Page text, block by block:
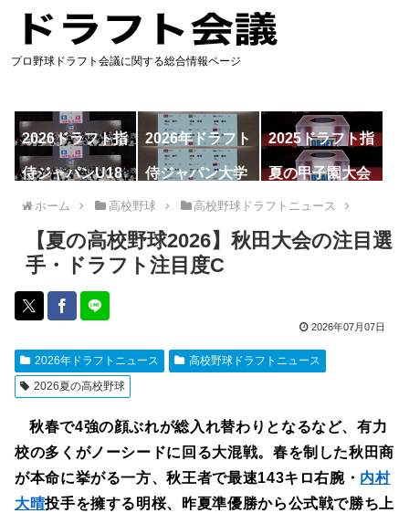
プロ野球ドラフト会議に関する総合情報ページ
2026ドラフト指
名予想
2026年ドラフト
候補
2025ドラフト指
名一覧
侍ジャパンU18
代表
侍ジャパン大学
代表
夏の甲子園大会
ホーム 高校野球 高校野球ドラフトニュース
【夏の高校野球2026】秋田大会の注目選
手・ドラフト注目度C
2026年07月07日
2026年ドラフトニュース
高校野球ドラフトニュース
2026夏の高校野球
秋春で4強の顔ぶれが総入れ替わりとなるなど、有力
校の多くがノーシードに回る大混戦。春を制した秋田商
が本命に挙がる一方、秋王者で最速143キロ右腕・ 内村
大晴投手を擁する明桜、昨夏準優勝から公式戦で勝ち上